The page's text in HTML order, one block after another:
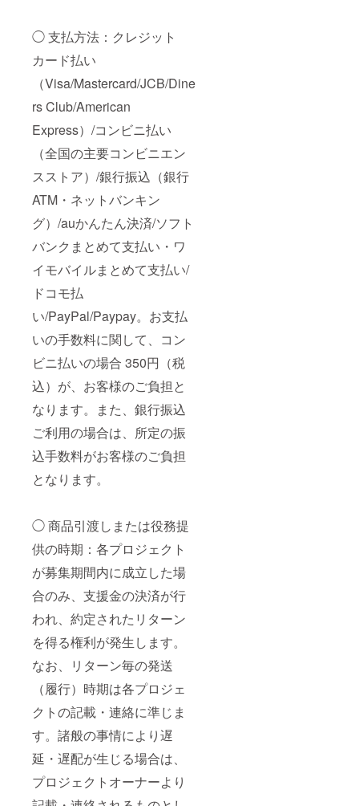
◯ 支払方法：クレジット
カード払い
（Visa/Mastercard/JCB/Dine
rs Club/American
Express）/コンビニ払い
（全国の主要コンビニエン
スストア）/銀行振込（銀行
ATM・ネットバンキン
グ）/auかんたん決済/ソフト
バンクまとめて支払い・ワ
イモバイルまとめて支払い/
ドコモ払
い/PayPal/Paypay。お支払
いの手数料に関して、コン
ビニ払いの場合 350円（税
込）が、お客様のご負担と
なります。また、銀行振込
ご利用の場合は、所定の振
込手数料がお客様のご負担
となります。
◯ 商品引渡しまたは役務提
供の時期：各プロジェクト
が募集期間内に成立した場
合のみ、支援金の決済が行
われ、約定されたリターン
を得る権利が発生します。
なお、リターン毎の発送
（履行）時期は各プロジェ
クトの記載・連絡に準じま
す。諸般の事情により遅
延・遅配が生じる場合は、
プロジェクトオーナーより